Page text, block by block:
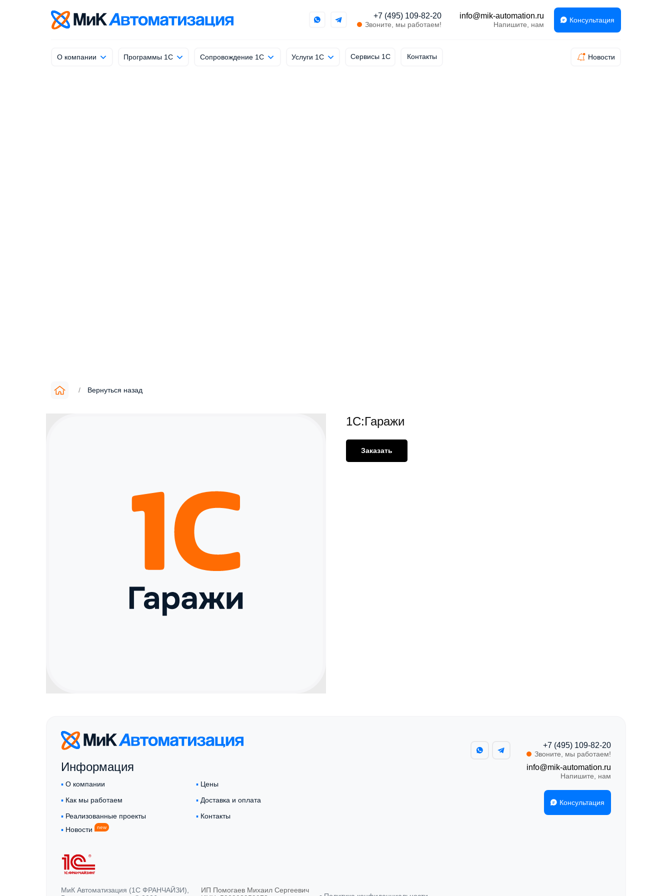
Консультация
+7 (495) 109-82-20
Звоните, мы работаем!
info@mik-automation.ru
Напишите, нам
О компании Программы 1С Сопровождение 1С Услуги 1С Сервисы 1С Контакты Новости
info@mik-automation.ru
Напишите, нам
/ Вернуться назад
1С:Гаражи
Заказать
Консультация
+7 (495) 109-82-20
Звоните, мы работаем!
info@mik-automation.ru
Напишите, нам
Информация
▪︎ О компании
▪︎ Как мы работаем
▪︎ Новости new
▪︎ Цены
▪︎ Доставка и оплата
▪︎ Реализованные проекты
ИП Помогаев Михаил Сергеевич
МиК Автоматизация (1С ФРАНЧАЙЗИ),
▪︎ Контакты